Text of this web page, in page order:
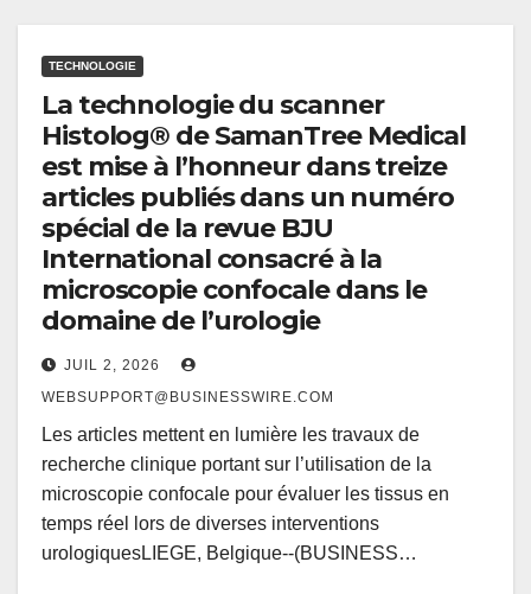
TECHNOLOGIE
La technologie du scanner
Histolog® de SamanTree Medical
est mise à l’honneur dans treize
articles publiés dans un numéro
spécial de la revue BJU
International consacré à la
microscopie confocale dans le
domaine de l’urologie
JUIL 2, 2026
WEBSUPPORT@BUSINESSWIRE.COM
Les articles mettent en lumière les travaux de
recherche clinique portant sur l’utilisation de la
microscopie confocale pour évaluer les tissus en
temps réel lors de diverses interventions
urologiquesLIEGE, Belgique--(BUSINESS…